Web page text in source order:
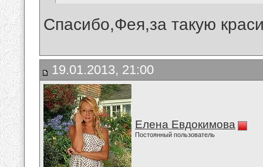
Спасибо,Фея,за такую
19.01.2013, 21:00
Елена Евдокимова
Постоянный пользователь